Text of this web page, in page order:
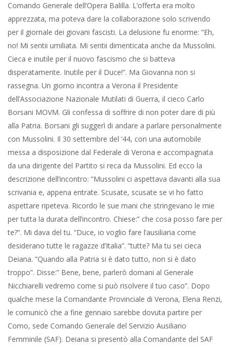
Borsani MOVM. Gli confessa di soffrire di non poter dare di più
alla Patria. Borsani gli suggerì di andare a parlare personalmente
con Mussolini. Il 30 settembre del ‘44, con una automobile
messa a disposizione dal Federale di Verona e accompagnata
da una dirigente del Partito si reca da Mussolini. Ed ecco la
descrizione dell’incontro: ”Mussolini ci aspettava davanti alla sua
scrivania e, appena entrate. Scusate, scusate se vi ho fatto
aspettare ripeteva. Ricordo le sue mani che stringevano le mie
per tutta la durata dell’incontro. Chiese:” che cosa posso fare per
te?”. Mi dava del tu. “Duce, io voglio fare l’ausiliaria come
desiderano tutte le ragazze d’Italia”. “tutte? Ma tu sei cieca
Deiana. ”Quando alla Patria si è dato tutto, non si è dato
troppo”. Disse:” Bene, bene, parlerò domani al Generale
Nicchiarelli vedremo come si può risolvere il tuo caso”. Dopo
qualche mese la Comandante Provinciale di Verona, Elena Renzi,
le comunicò che a fine gennaio sarebbe dovuta partire per
Como, sede Comando Generale del Servizio Ausiliario
Femminile (SAF). Deiana si presentò alla Comandante del SAF
Generale Piera Gatteschi che così descrisse l’incontro: ”…
Giovanna, una ragazza di 22 anni, rimasta cieca in un
bombardamento. Si era fatta accompagnare dalla sorella più
piccola. “Come faccio a prenderti? Sei cieca! “Vi supplico! Non
costringetemi a tornare indietro. Non distruggete la mia
speranza”. Non voleva arrendersi alla sua disgrazia, voleva
sentirsi viva, utile”. Il risultato fu che Deiana fu accolta.
Frequentò il corso “Fiamma” del SAF, conseguì poi l’attestato di